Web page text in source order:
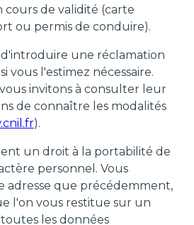
cours de validité (carte
ou permis de conduire).
d'introduire une réclamation
vous l'estimez nécessaire.
vous invitons à consulter leur
de connaître les modalités
).
un droit à la portabilité de
personnel. Vous
adresse que précédemment,
l'on vous restitue sur un
les données